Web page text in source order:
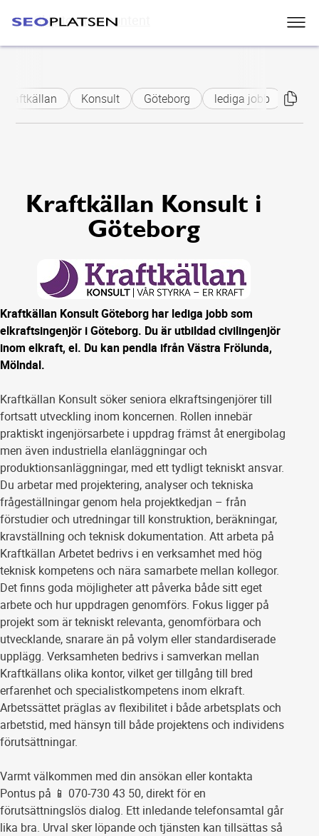
Skip to main content
Kraftkällan Konsult Göteborg lediga jobb
Kraftkällan Konsult i
Göteborg
Kraftkällan Konsult Göteborg har lediga jobb som
elkraftsingenjör i Göteborg. Du är utbildad civilingenjör
inom elkraft, el. Du kan pendla ifrån Västra Frölunda,
Mölndal.
Kraftkällan Konsult söker seniora elkraftsingenjörer till
fortsatt utveckling inom koncernen. Rollen innebär
praktiskt ingenjörsarbete i uppdrag främst åt energibolag
men även industriella elanläggningar och
produktionsanläggningar, med ett tydligt tekniskt ansvar.
Du arbetar med projektering, analyser och tekniska
frågeställningar genom hela projektkedjan – från
förstudier och utredningar till konstruktion, beräkningar,
kravställning och teknisk dokumentation. Att arbeta på
Kraftkällan Arbetet bedrivs i en verksamhet med hög
teknisk kompetens och nära samarbete mellan kollegor.
Det finns goda möjligheter att påverka både sitt eget
arbete och hur uppdragen genomförs. Fokus ligger på
projekt som är tekniskt relevanta, genomförbara och
utvecklande, snarare än på volym eller standardiserade
upplägg. Verksamheten bedrivs i samverkan mellan
Kraftkällans olika kontor, vilket ger tillgång till bred
erfarenhet och specialistkompetens inom elkraft.
Arbetssättet präglas av flexibilitet i både arbetsplats och
arbetstid, med hänsyn till både projektens och individens
förutsättningar.
Varmt välkommen med din ansökan eller kontakta
Pontus på 📱 070-730 43 50, direkt för en
förutsättningslös dialog. Ett inledande telefonsamtal går
lika bra. Urval sker löpande och tjänsten kan tillsättas så